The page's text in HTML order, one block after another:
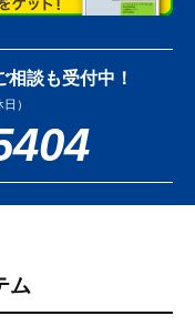
談も受付中！
）
ム